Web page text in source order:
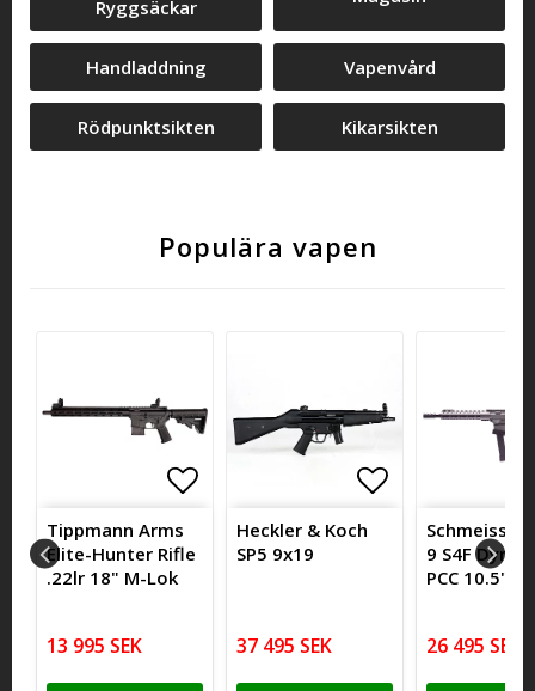
Ryggsäckar
Handladdning Vapenvård
Rödpunktsikten Kikarsikten
Populära vapen
till i favoritlistan
Lägg till i favoritlistan
Lägg till i favoritlistan
Tippmann Arms
Elite-Hunter Rifle
.22lr 18" M-Lok
13 995 SEK
Lägg till i
Lägg till i
Heckler & Koch
SP5 9x19
37 495 SEK
Schmeisser
9 S4F
PCC 10.5" -
26 495 SEK